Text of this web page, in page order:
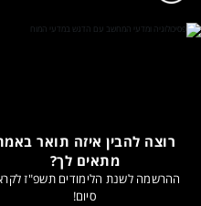
רוצה להבין איזה תואר
מתאים לך?
ההרשמה לשנת הלימודים תשפ"ז
סיום!